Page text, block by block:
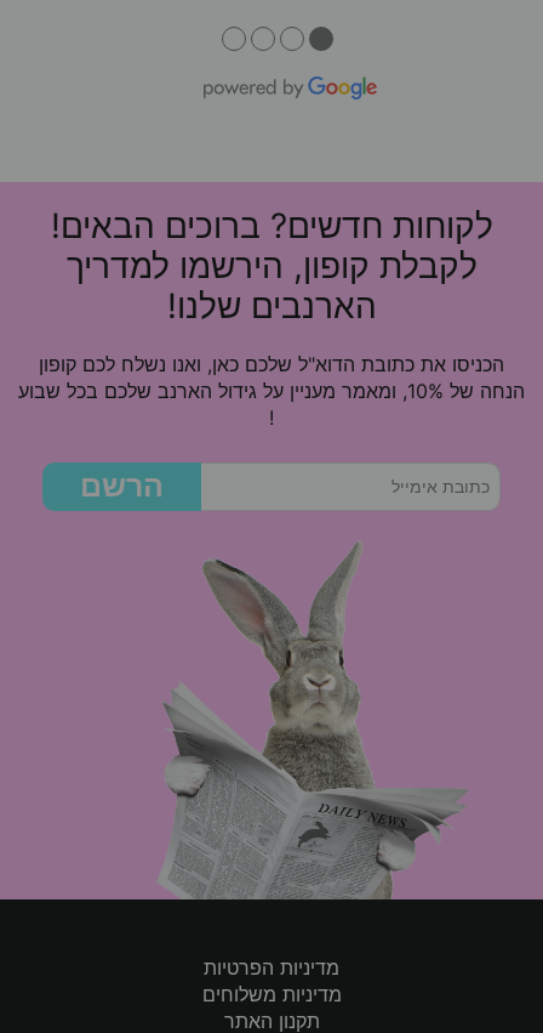
●
●
●
●
לקוחות חדשים? ברוכים הבאים!
לקבלת קופון, הירשמו למדריך
הארנבים שלנו!
הכניסו את כתובת הדוא"ל שלכם כאן, ואנו נשלח לכם קופון
הנחה של 10%, ומאמר מעניין על גידול הארנב שלכם בכל שבוע
!
הרשם
מדיניות הפרטיות
מדיניות משלוחים
תקנון האתר